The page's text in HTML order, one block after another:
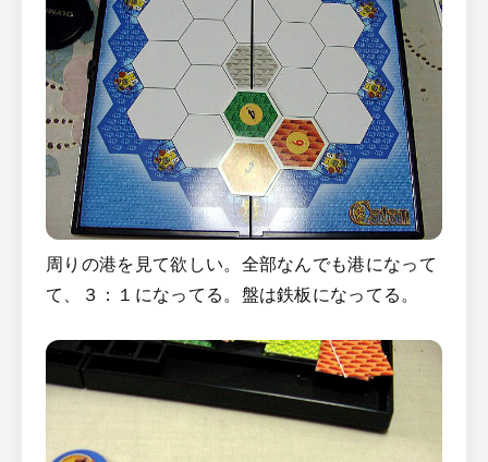
周りの港を見て欲しい。全部なんでも港になって
て、３：１になってる。盤は鉄板になってる。